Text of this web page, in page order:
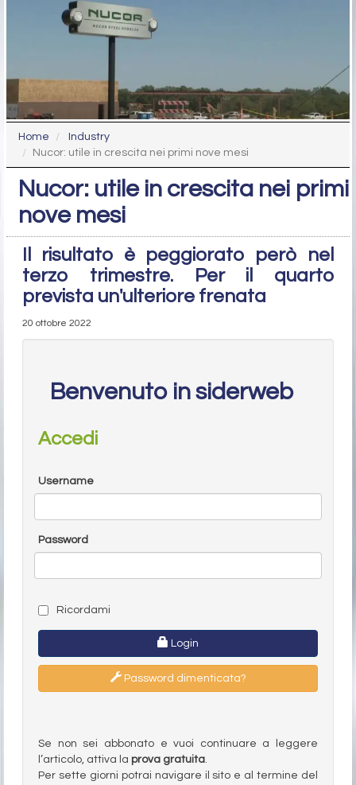
Home
Industry
Nucor: utile in crescita nei primi nove mesi
Nucor: utile in crescita nei primi
nove mesi
Il risultato è peggiorato però nel
terzo trimestre. Per il quarto
prevista un'ulteriore frenata
20 ottobre 2022
Benvenuto in siderweb
Accedi
Username
Password
Ricordami
Login
Password dimenticata?
Se non sei abbonato e vuoi continuare a leggere
l’articolo, attiva la prova gratuita.
Per sette giorni potrai navigare il sito e al termine del